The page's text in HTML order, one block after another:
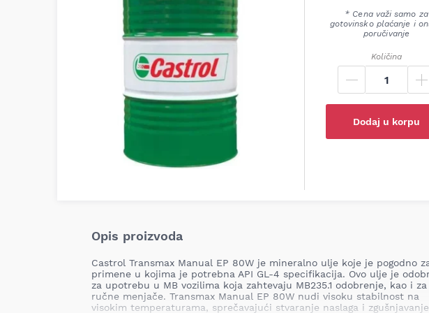
* Cena važi samo za
gotovinsko plaćanje i
poručivanje
Količina
Dodaj u korpu
Opis proizvoda
Castrol Transmax Manual EP 80W je mineralno ulje koje je pogodno
primene u kojima je potrebna API GL-4 specifikacija. Ovo ulje je
za upotrebu u MB vozilima koja zahtevaju MB235.1 odobrenje, kao i za
ručne menjače. Transmax Manual EP 80W nudi visoku stabilnost na
visokim temperaturama, sprečavajući stvaranje naslaga i